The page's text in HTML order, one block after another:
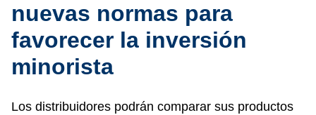
nuevas normas para
favorecer la inversión
minorista
Los distribuidores podrán comparar sus productos